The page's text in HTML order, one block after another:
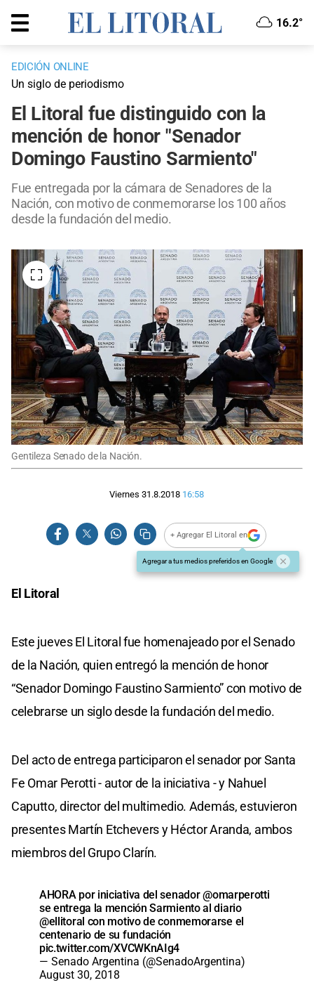
16.2°
EDICIÓN ONLINE
Un siglo de periodismo
El Litoral fue distinguido con la
mención de honor "Senador
Domingo Faustino Sarmiento"
Fue entregada por la cámara de Senadores de la
Nación, con motivo de conmemorarse los 100 años
desde la fundación del medio.
Gentileza Senado de la Nación.
Viernes 31.8.2018 16:58
+ Agregar El Litoral en
Agregar a tus medios preferidos en Google
El Litoral
Este jueves El Litoral fue homenajeado por el Senado
de la Nación, quien entregó la mención de honor
“Senador Domingo Faustino Sarmiento” con motivo de
celebrarse un siglo desde la fundación del medio.
Del acto de entrega participaron el senador por Santa
Fe Omar Perotti - autor de la iniciativa - y Nahuel
Caputto, director del multimedio. Además, estuvieron
presentes Martín Etchevers y Héctor Aranda, ambos
miembros del Grupo Clarín.
AHORA por iniciativa del senador@omarperotti
se entrega la mención Sarmiento al diario
@ellitoral con motivo de conmemorarse el
centenario de su fundación
pic.twitter.com/XVCWKnAIg4
— Senado Argentina (@SenadoArgentina)
August 30, 2018